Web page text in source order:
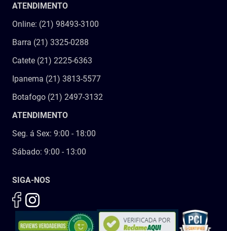
ATENDIMENTO
Online: (21) 98493-3100
Barra (21) 3325-0288
Catete (21) 2225-6363
Ipanema (21) 3813-5577
Botafogo (21) 2497-3132
ATENDIMENTO
Seg. á Sex: 9:00 - 18:00
Sábado: 9:00 - 13:00
SIGA-NOS